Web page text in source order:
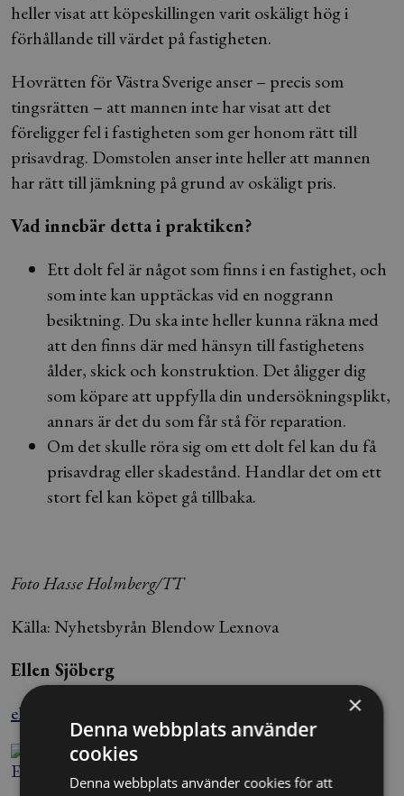
heller visat att köpeskillingen varit oskäligt hög i
förhållande till värdet på fastigheten.
Hovrätten för Västra Sverige anser – precis som
tingsrätten – att mannen inte har visat att det
föreligger fel i fastigheten som ger honom rätt till
prisavdrag. Domstolen anser inte heller att mannen
har rätt till jämkning på grund av oskäligt pris.
Vad innebär detta i praktiken?
Ett dolt fel är något som finns i en fastighet, och
som inte kan upptäckas vid en noggrann
besiktning. Du ska inte heller kunna räkna med
att den finns där med hänsyn till fastighetens
ålder, skick och konstruktion. Det åligger dig
som köpare att uppfylla din undersökningsplikt,
annars är det du som får stå för reparation.
Om det skulle röra sig om ett dolt fel kan du få
prisavdrag eller skadestånd. Handlar det om ett
stort fel kan köpet gå tillbaka.
Foto Hasse Holmberg/TT
Källa: Nyhetsbyrån Blendow Lexnova
Ellen Sjöberg
ellen.sjoberg@alltomjuridik.se
×
Denna webbplats använder
cookies
Denna webbplats använder cookies för att